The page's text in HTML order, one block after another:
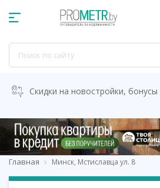
Скидки на новостройки, бонусы
Главная Минск, Мстиславца ул. 8